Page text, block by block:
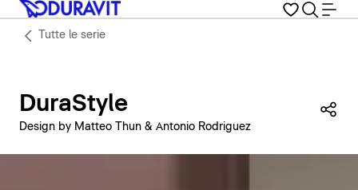
Tutte le serie
DuraStyle
Design by Matteo Thun & Antonio Rodriguez